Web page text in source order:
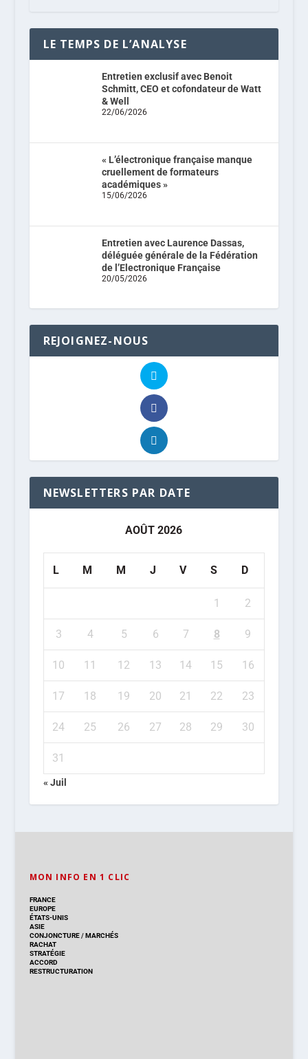
LE TEMPS DE L’ANALYSE
Entretien exclusif avec Benoit
Schmitt, CEO et cofondateur de Watt
& Well
22/06/2026
« L’électronique française manque
cruellement de formateurs
académiques »
15/06/2026
Entretien avec Laurence Dassas,
déléguée générale de la Fédération
de l’Electronique Française
20/05/2026
REJOIGNEZ-NOUS
NEWSLETTERS PAR DATE
AOÛT 2026
L M M J V S D
1 2
3 4 5 6 7 8 9
10 11 12 13 14 15 16
17 18 19 20 21 22 23
24 25 26 27 28 29 30
31
« Juil
MON INFO EN 1 CLIC
FRANCE
EUROPE
ÉTATS-UNIS
ASIE
CONJONCTURE/MARCHÉS
RACHAT
STRATÉGIE
ACCORD
RESTRUCTURATION